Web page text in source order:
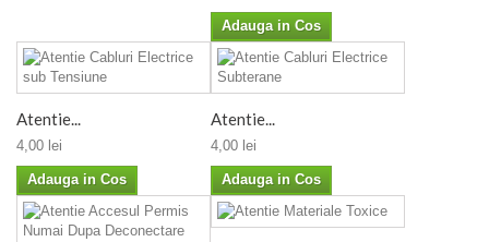
Adauga in Cos
Atentie...
4,00 lei
Adauga in Cos
Atentie...
4,00 lei
Adauga in Cos